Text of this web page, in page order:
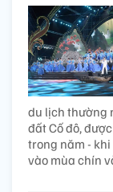
du lịch thường
đất Cố đô,
trong năm -
vào mùa chín